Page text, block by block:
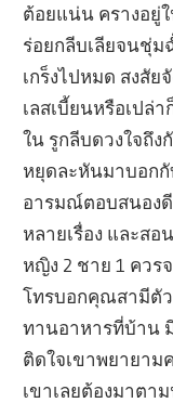
ต้อยแน่น ครางอยู่
ร่อยกลีบเลียจนชุ่ม
เกร็งไปหมด สงสั
เลสเบี้ยนหรือเปล่
ใน รูกลีบดวงใจถึง
หยุดละหันมาบอก
อารมณ์ตอบสนองดี
หลายเรื่อง และสอ
หญิง 2 ชาย 1 ควร
โทรบอกคุณสามีตั
ทานอาหารที่บ้าน
ติดใจเขาพยายา
เขาเลยต้องมาตา